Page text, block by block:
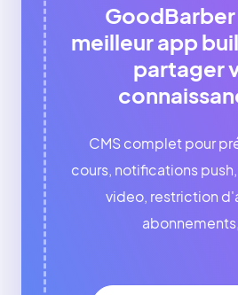
GoodBarber
meilleur app
partager
CMS complet pour
cours, notifications
video, restriction